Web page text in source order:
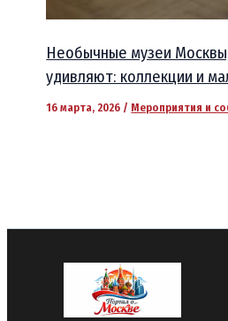
Необычные музеи
удивляют: коллекции и
16 марта, 2026 / Мероприятия и